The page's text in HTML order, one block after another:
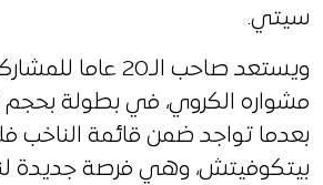
سيتي.
ويستعد صاحب الـ20
مشواره الكروي، في بطولة بحجم
بعدما تواجد ضمن قائمة الناخب
بيتكوفيتش، وهي فرصة جديدة